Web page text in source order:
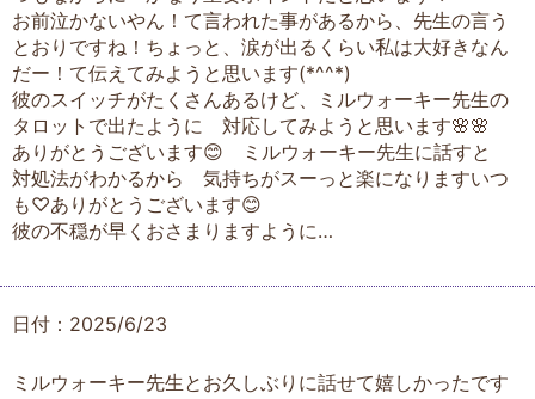
お前泣かないやん！て言われた事があるから、先生の言う
とおりですね！ちょっと、涙が出るくらい私は大好きなん
だー！て伝えてみようと思います(*^^*)
彼のスイッチがたくさんあるけど、ミルウォーキー先生の
タロットで出たように 対応してみようと思います🌸🌸
ありがとうございます😊 ミルウォーキー先生に話すと
対処法がわかるから 気持ちがスーっと楽になりますいつ
も♡ありがとうございます😊
彼の不穏が早くおさまりますように…
日付：2025/6/23
ミルウォーキー先生とお久しぶりに話せて嬉しかったです